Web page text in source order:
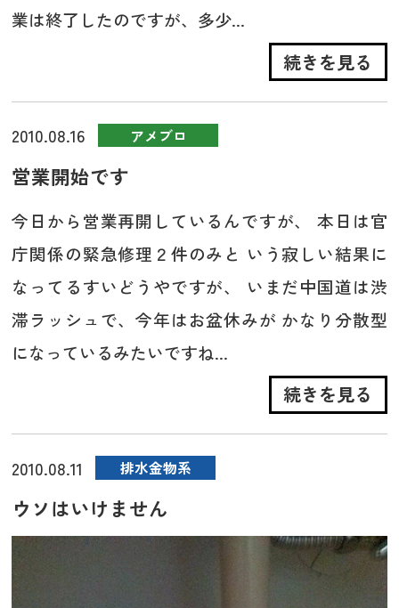
業は終了したのですが、多少...
続きを見る
2010.08.16 アメブロ
営業開始です
今日から営業再開しているんですが、 本日は官
庁関係の緊急修理２件のみと いう寂しい結果に
なってるすいどうやですが、 いまだ中国道は渋
滞ラッシュで、今年はお盆休みが かなり分散型
になっているみたいですね...
続きを見る
2010.08.11 排水金物系
ウソはいけません